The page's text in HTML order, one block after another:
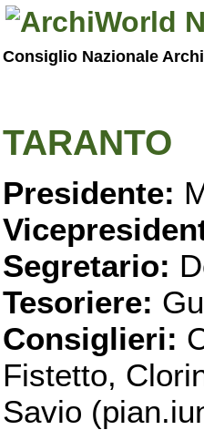
Consiglio Nazionale
TARANTO
Presidente:
Segretario:
Tesoriere:
Consiglieri:
Fistetto,
Savio